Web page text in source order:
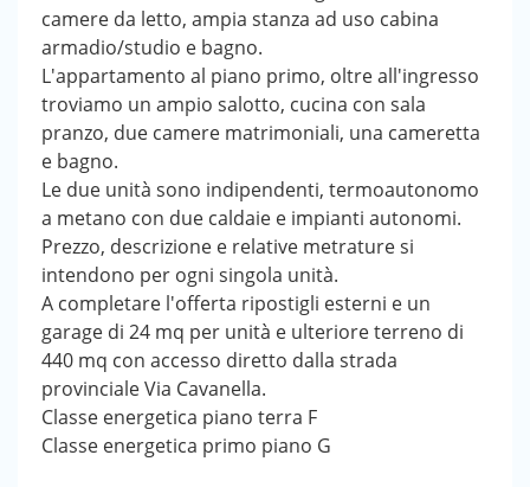
camere da letto, ampia stanza ad uso cabina
armadio/studio e bagno.
L'appartamento al piano primo, oltre all'ingresso
troviamo un ampio salotto, cucina con sala
pranzo, due camere matrimoniali, una cameretta
e bagno.
Le due unità sono indipendenti, termoautonomo
a metano con due caldaie e impianti autonomi.
Prezzo, descrizione e relative metrature si
intendono per ogni singola unità.
A completare l'offerta ripostigli esterni e un
garage di 24 mq per unità e ulteriore terreno di
440 mq con accesso diretto dalla strada
provinciale Via Cavanella.
Classe energetica piano terra F
Classe energetica primo piano G